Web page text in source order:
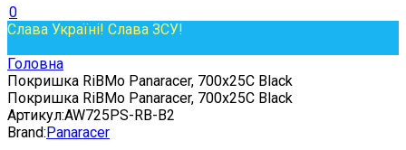
0
Слава Україні! Слава ЗСУ!
Головна
Покришка RiBMo Panaracer, 700x25C Black
Покришка RiBMo Panaracer, 700x25C Black
Артикул:AW725PS-RB-B2
Brand:Panaracer